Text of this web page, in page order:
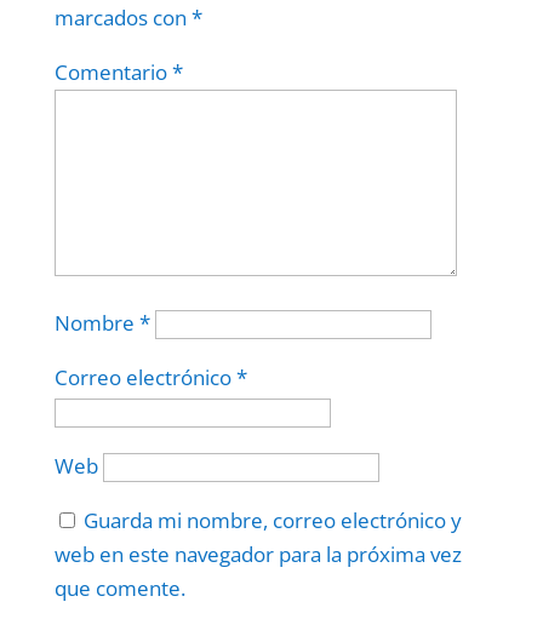
marcados con *
Comentario*
Nombre *
Correo electrónico*
Web
Guarda mi nombre, correo electrónico y
web en este navegador para la próxima vez
que comente.